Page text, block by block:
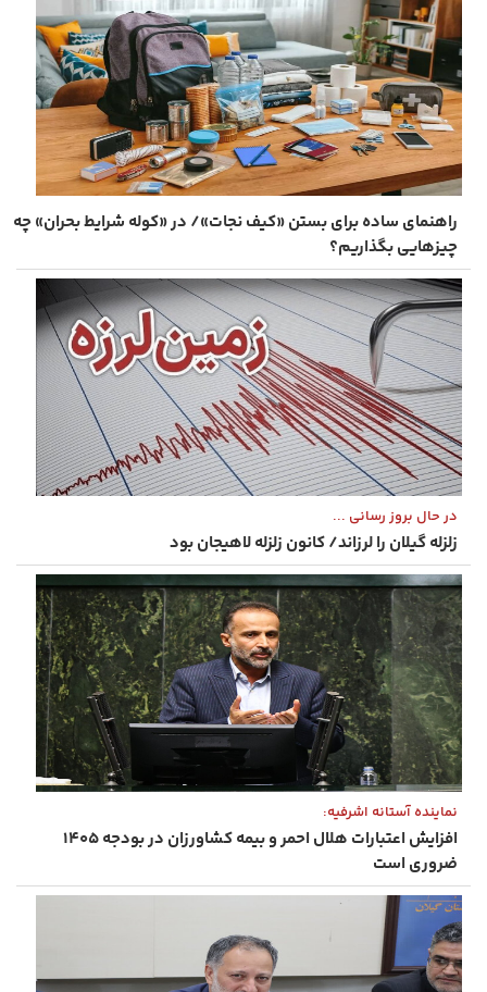
راهنمای ساده برای بستن «کیف نجات»/ در «کوله شرایط بحران» چه
چیزهایی بگذاریم؟
در حال بروز رسانی ...
زلزله گیلان را لرزاند/ کانون زلزله لاهیجان بود
نماینده آستانه ‌اشرفیه:
افزایش اعتبارات هلال ‌احمر و بیمه کشاورزان در بودجه ۱۴۰۵
ضروری است